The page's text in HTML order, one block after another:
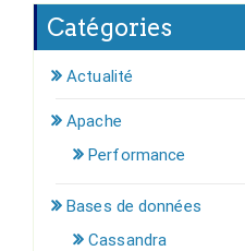
Catégories
Actualité
Apache
Performance
Bases de données
Cassandra